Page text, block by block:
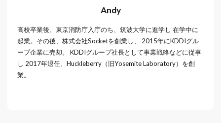
Andy
高校卒業後、東京消防庁入庁のち、筑波大学に進学し 在学中に
起業。その後、株式会社Socketを創業し、 2015年にKDDIグル
ープ企業に売却。 KDDIグループ社⻑として事業戦略などに従事
し 2017年退任、Huckleberry（旧Yosemite Laboratory）を創
業。